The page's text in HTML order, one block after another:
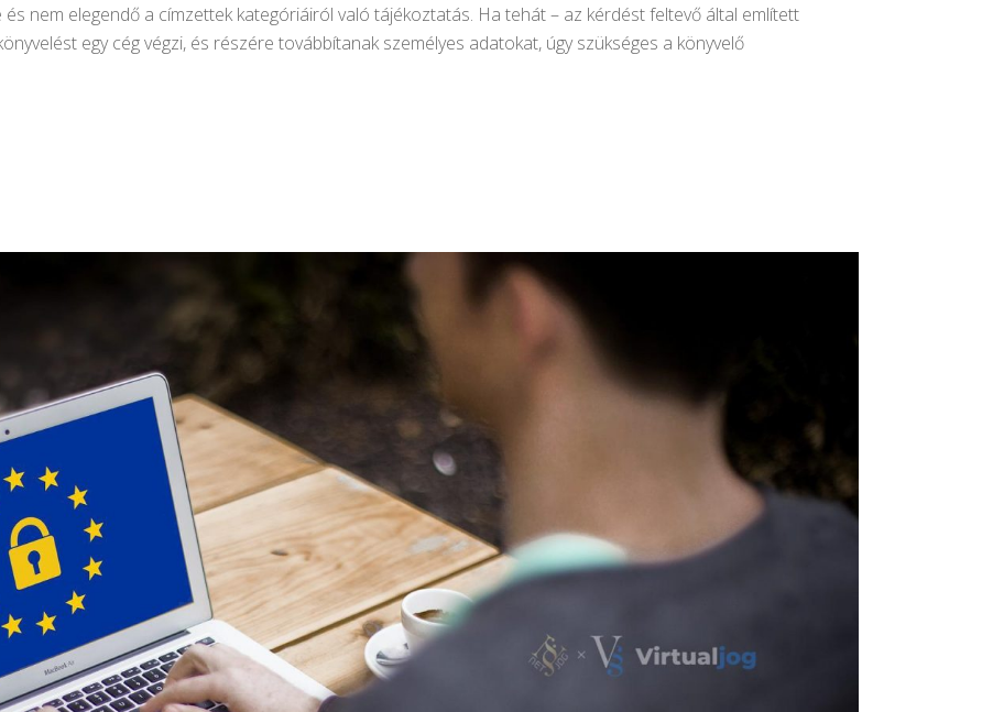
nem elegendő a címzettek kategóriáiról való tájékoztatás. Ha tehát – az kérdést feltevő által említett
egy cég végzi, és részére továbbítanak személyes adatokat, úgy szükséges a könyvelő